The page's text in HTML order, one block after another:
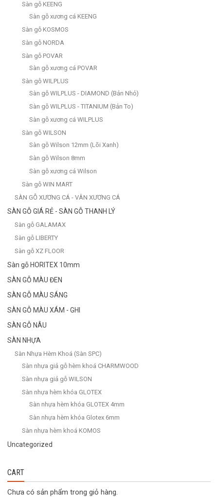
Sàn gỗ KEENG
Sàn gỗ xương cá KEENG
Sàn gỗ KOSMOS
Sàn gỗ NORDA
Sàn gỗ POVAR
Sàn gỗ xương cá POVAR
Sàn gỗ WILPLUS
Sàn gỗ WILPLUS - DIAMOND (Bản Nhỏ)
Sàn gỗ WILPLUS - TITANIUM (Bản To)
Sàn gỗ xương cá WILPLUS
Sàn gỗ WILSON
Sàn gỗ Wilson 12mm (Lõi Xanh)
Sàn gỗ Wilson 8mm
Sàn gỗ xương cá Wilson
Sàn gỗ WIN MART
SÀN GỖ XƯƠNG CÁ - VÂN XƯƠNG CÁ
SÀN GỖ GIÁ RẺ - SÀN GỖ THANH LÝ
Sàn gỗ GALAMAX
Sàn gỗ LIBERTY
Sàn gỗ XZ FLOOR
Sàn gỗ HORITEX 10mm
SÀN GỖ MÀU ĐEN
SÀN GỖ MÀU SÁNG
SÀN GỖ MÀU XÁM - GHI
SÀN GỖ NÂU
SÀN NHỰA
Sàn Nhựa Hèm Khoá (Sàn SPC)
Sàn nhựa giả gỗ hèm khoá CHARMWOOD
Sàn nhựa giả gỗ WILSON
Sàn nhựa hèm khóa GLOTEX
Sàn nhựa hèm khóa GLOTEX 4mm
Sàn nhựa hèm khóa Glotex 6mm
Sàn nhựa hèm khoá KOMOS
Uncategorized
CART
Chưa có sản phẩm trong giỏ hàng.